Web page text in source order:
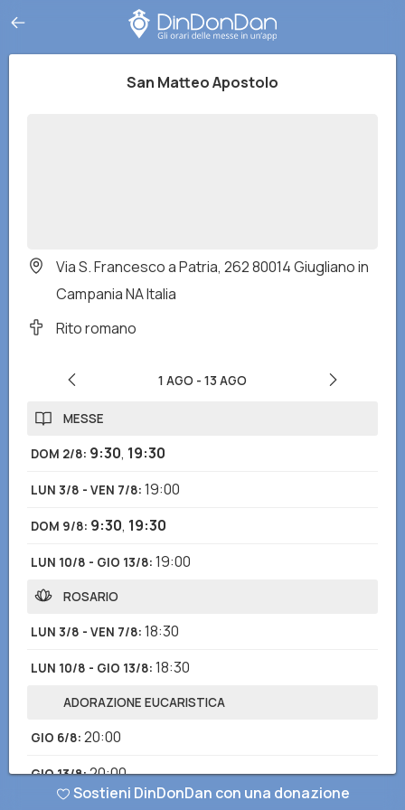
San Matteo Apostolo
Via S. Francesco a Patria, 262 80014 Giugliano in
Campania NA Italia
Rito romano
1 AGO - 13 AGO
MESSE
DOM 2/8: 9:30, 19:30
LUN 3/8 - VEN 7/8: 19:00
DOM 9/8: 9:30, 19:30
LUN 10/8 - GIO 13/8: 19:00
ROSARIO
LUN 3/8 - VEN 7/8: 18:30
LUN 10/8 - GIO 13/8: 18:30
ADORAZIONE EUCARISTICA
GIO 6/8: 20:00
GIO 13/8:20:00
Sostieni DinDonDan con una donazione